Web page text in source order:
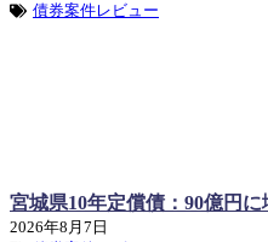
債券案件レビュー
宮城県10年定償債：90億円に
2026年8月7日